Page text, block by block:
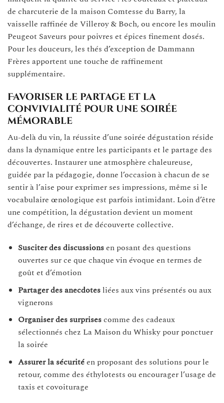
de charcuterie de la maison Comtesse du Barry, la
vaisselle raffinée de Villeroy & Boch, ou encore les moulin
Peugeot Saveurs pour poivres et épices finement dosés.
Pour les douceurs, les thés d’exception de Dammann
Frères apportent une touche de raffinement
supplémentaire.
Favoriser le partage et la
convivialité pour une soirée
mémorable
Au-delà du vin, la réussite d’une soirée dégustation réside
dans la dynamique entre les participants et le partage des
découvertes. Instaurer une atmosphère chaleureuse,
guidée par la pédagogie, donne l’occasion à chacun de se
sentir à l’aise pour exprimer ses impressions, même si le
vocabulaire œnologique est parfois intimidant. Loin d’être
une compétition, la dégustation devient un moment
d’échange, de rires et de découverte collective.
Susciter des discussionsen posant des questions
ouvertes sur ce que chaque vin évoque en termes de
goût et d’émotion
Partager des anecdotesliées aux vins présentés ou aux
vignerons
Organiser des surprisescomme des cadeaux
sélectionnés chez La Maison du Whisky pour ponctuer
la soirée
Assurer la sécuritéen proposant des solutions pour le
retour, comme des éthylotests ou encourager l’usage de
taxis et covoiturage